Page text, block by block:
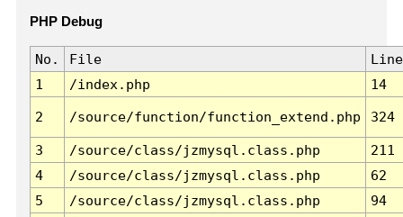
PHP Debug
No. File
Line
1
/index.php 14
2 /source/function/function_extend.php 324
3 /source/class/jzmysql.class.php
211
4
/source/class/jzmysql.class.php
62
5
/source/class/jzmysql.class.php
94